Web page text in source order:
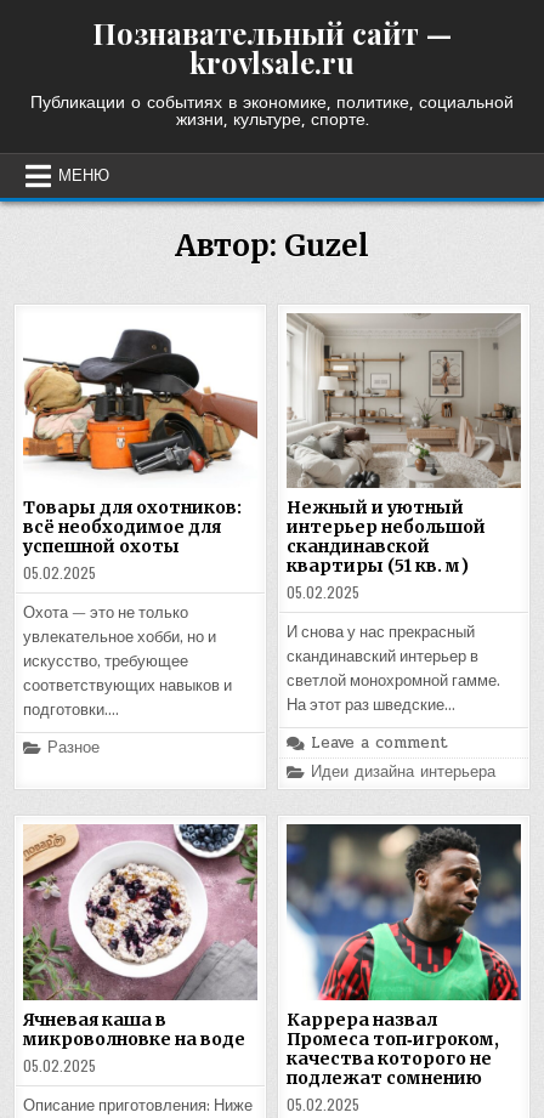
Познавательный сайт —
krovlsale.ru
Публикации о событиях в экономике, политике, социальной
жизни, культуре, спорте.
МЕНЮ
Автор: Guzel
Товары для охотников:
всё необходимое для
успешной охоты
05.02.2025
Охота — это не только
увлекательное хобби, но и
искусство, требующее
соответствующих навыков и
подготовки….
Posted
Разное
Нежный и уютный
интерьер небольшой
скандинавской
квартиры (51 кв. м)
05.02.2025
И снова у нас прекрасный
скандинавский интерьер в
светлой монохромной гамме.
На этот раз шведские…
Leave a comment
Posted
in
Идеи дизайна интерьера
Ячневая каша в
микроволновке на воде
05.02.2025
Описание приготовления: Ниже
Каррера назвал
Промеса топ‑игроком,
качества которого не
подлежат сомнению
05.02.2025